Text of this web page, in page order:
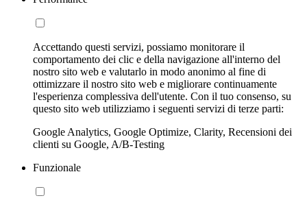
Accettando questi servizi, possiamo monitorare il
comportamento dei clic e della navigazione all'interno del
nostro sito web e valutarlo in modo anonimo al fine di
ottimizzare il nostro sito web e migliorare continuamente
l'esperienza complessiva dell'utente. Con il tuo consenso, su
questo sito web utilizziamo i seguenti servizi di terze parti:
Google Analytics, Google Optimize, Clarity, Recensioni dei
clienti su Google, A/B-Testing
Funzionale